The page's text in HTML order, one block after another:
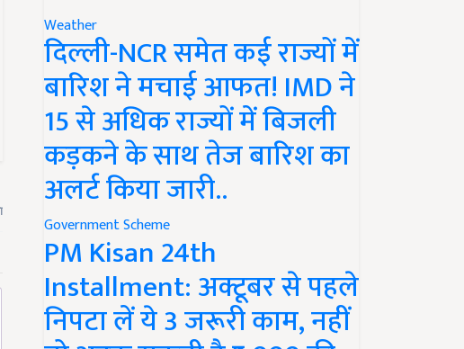
Weather
दिल्ली-NCR समेत कई राज्यों में
बारिश ने मचाई आफत! IMD ने
15 से अधिक राज्यों में बिजली
कड़कने के साथ तेज बारिश का
अलर्ट किया जारी..
Government Scheme
PM Kisan 24th
Installment: अक्टूबर से पहले
निपटा लें ये 3 जरूरी काम, नहीं